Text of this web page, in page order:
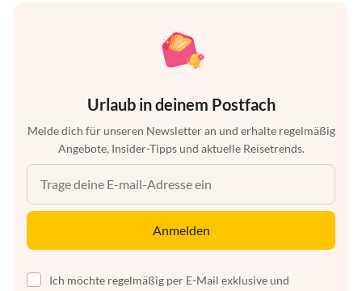
Urlaub in deinem Postfach
Melde dich für unseren Newsletter an und erhalte regelmäßig
Angebote, Insider-Tipps und aktuelle Reisetrends.
Anmelden
Ich möchte regelmäßig per E-Mail exklusive und